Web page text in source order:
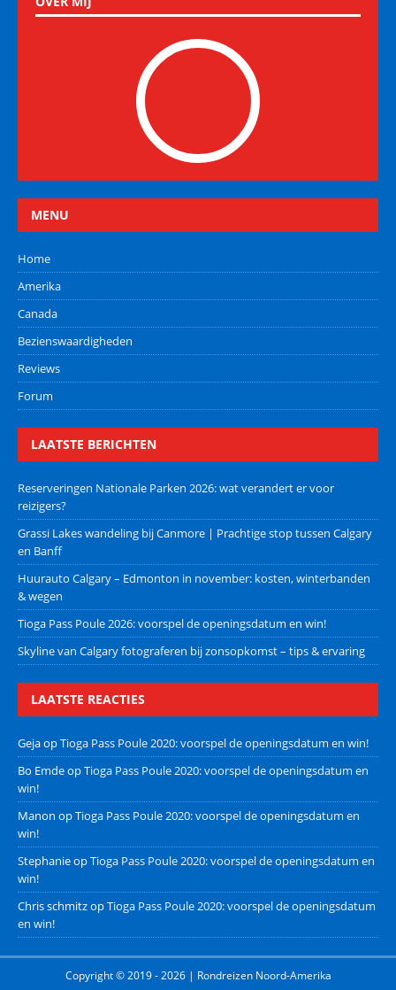
MENU
Home
Amerika
Canada
Bezienswaardigheden
Reviews
Forum
LAATSTE BERICHTEN
Reserveringen Nationale Parken 2026: wat verandert er voor
reizigers?
Grassi Lakes wandeling bij Canmore | Prachtige stop tussen Calgary
en Banff
Huurauto Calgary – Edmonton in november: kosten, winterbanden
& wegen
Tioga Pass Poule 2026: voorspel de openingsdatum en win!
Skyline van Calgary fotograferen bij zonsopkomst – tips & ervaring
LAATSTE REACTIES
GejaopTioga Pass Poule 2020: voorspel de openingsdatum en win!
Bo EmdeopTioga Pass Poule 2020: voorspel de openingsdatum en
win!
Manon opTioga Pass Poule 2020: voorspel de openingsdatum en
win!
StephanieopTioga Pass Poule 2020: voorspel de openingsdatum en
win!
Chris schmitzopTioga Pass Poule 2020: voorspel de openingsdatum
en win!
Copyright © 2019 - 2026 | Rondreizen Noord-Amerika